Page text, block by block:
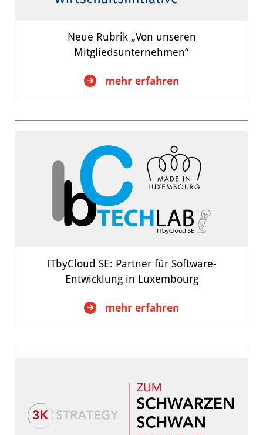
Neue Rubrik „Von unseren
Mitgliedsunternehmen“
mehr erfahren
:
Rubrik
ITbyCloud SE: Partner für Software-
Entwicklung in Luxembourg
mehr erfahren
:
SE:
Luxembourg